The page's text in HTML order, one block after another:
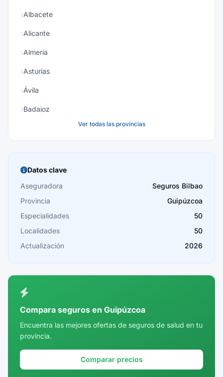
Albacete
Alicante
Almería
Asturias
Ávila
Badajoz
Burgos
Cáceres
Cádiz
Cantabria
Castellón
Córdoba
Cuenca
Girona
Ver todas las provincias
Datos clave
Aseguradora
Seguros Bilbao
Provincia
Guipúzcoa
Especialidades
50
Localidades
50
Actualización
2026
Compara seguros en Guipúzcoa
Encuentra las mejores ofertas de seguros de salud en tu
provincia.
Comparar precios